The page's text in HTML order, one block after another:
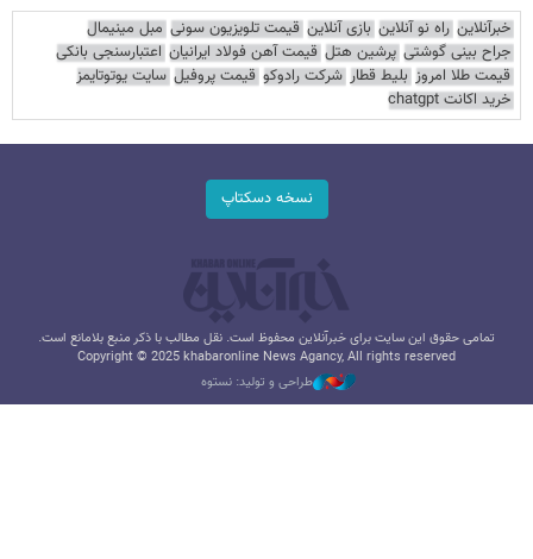
خبرآنلاین راه نو آنلاین بازی آنلاین قیمت تلویزیون سونی مبل مینیمال
جراح بینی گوشتی پرشین هتل قیمت آهن فولاد ایرانیان اعتبارسنجی بانکی
قیمت طلا امروز بلیط قطار شرکت رادوکو قیمت پروفیل سایت یوتوتایمز
خرید اکانت chatgpt
نسخه دسکتاپ
تمامی حقوق این سایت برای خبرآنلاین محفوظ است. نقل مطالب با ذکر منبع بلامانع است.
Copyright © 2025 khabaronline News Agancy, All rights reserved
طراحی و تولید: نستوه